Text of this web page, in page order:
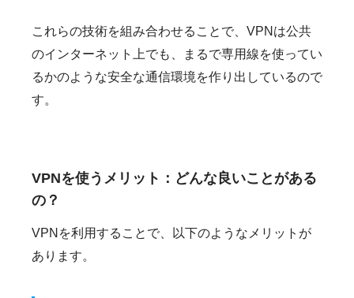
これらの技術を組み合わせることで、VPNは公共
のインターネット上でも、まるで専用線を使ってい
るかのような安全な通信環境を作り出しているので
す。
VPNを使うメリット：どんな良いことがある
の？
VPNを利用することで、以下のようなメリットが
あります。